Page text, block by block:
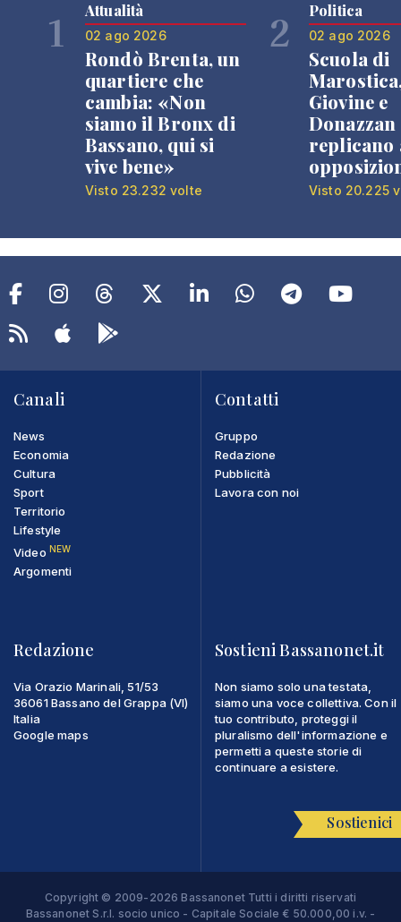
1 Attualità
02 ago 2026
Rondò Brenta, un
quartiere che
cambia: «Non
siamo il Bronx di
Bassano, qui si
vive bene»
Visto 23.232 volte
2 Politica
02 ago 2026
Scuola di
Giovine e
Donazzan
replicano
Visto 20.225
Canali
News
Economia
Cultura
Sport
Territorio
Lifestyle
Video NEW
Argomenti
Contatti
Gruppo
Redazione
Pubblicità
Lavora con noi
Redazione
Via Orazio Marinali, 51/53
36061 Bassano del Grappa (VI)
Italia
Google maps
Sostieni Bassanonet.it
Non siamo solo una testata,
siamo una voce collettiva. Con il
tuo contributo, proteggi il
pluralismo dell'informazione e
permetti a queste storie di
continuare a esistere.
Sostienici
Copyright © 2009-2026 Bassanonet Tutti i diritti riservati
Bassanonet S.r.l. socio unico - Capitale Sociale € 50.000,00 i.v. -